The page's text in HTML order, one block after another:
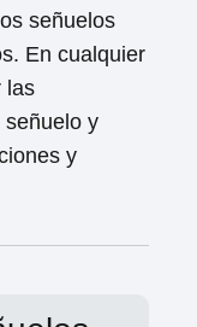
señuelos
En cualquier
las
y
y